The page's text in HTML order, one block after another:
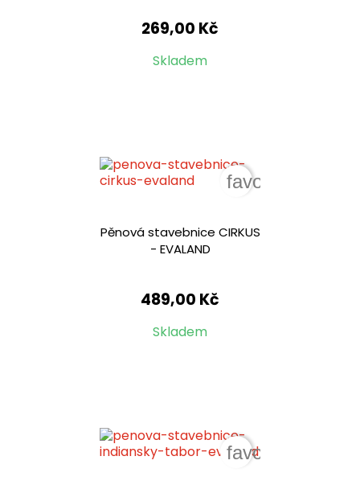
269,00 Kč
Skladem
Pěnová stavebnice CIRKUS
- EVALAND
489,00 Kč
Skladem
favorite_border
favorite_border